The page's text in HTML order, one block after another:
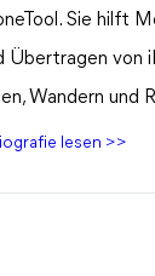
Sie hilft
Übertragen von
Wandern und
lesen >>